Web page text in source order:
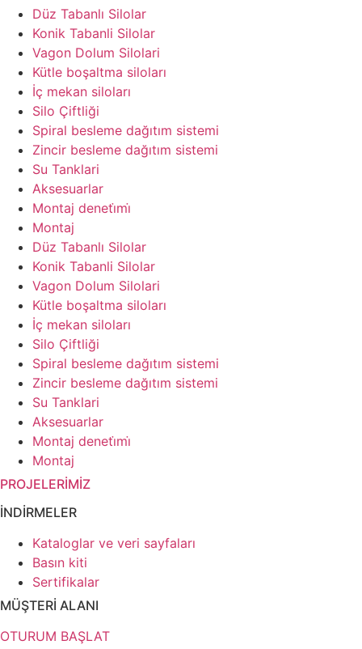
Düz Tabanlı Silolar
Konik Tabanli Silolar
Vagon Dolum Silolari
Kütle boşaltma siloları
İç mekan siloları
Silo Çiftliği
Spiral besleme dağıtım sistemi
Zincir besleme dağıtım sistemi
Su Tanklari
Aksesuarlar
Montaj deneti̇mi̇
Montaj
Düz Tabanlı Silolar
Konik Tabanli Silolar
Vagon Dolum Silolari
Kütle boşaltma siloları
İç mekan siloları
Silo Çiftliği
Spiral besleme dağıtım sistemi
Zincir besleme dağıtım sistemi
Su Tanklari
Aksesuarlar
Montaj deneti̇mi̇
Montaj
PROJELERİMİZ
İNDİRMELER
Kataloglar ve veri sayfaları
Basın kiti
Sertifikalar
MÜŞTERİ ALANI
OTURUM BAŞLAT